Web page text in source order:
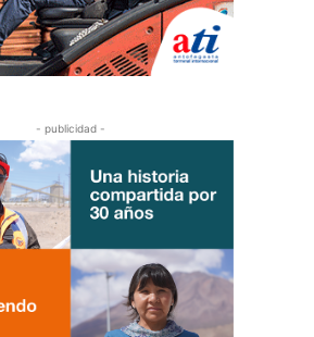
- publicidad -